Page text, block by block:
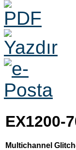
EX1200-
Multichannel